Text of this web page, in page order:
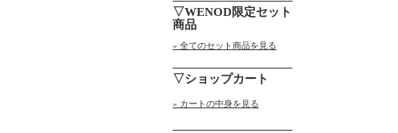
▽WENOD限定セット
商品
» 全てのセット商品を見る
▽ショップカート
» カートの中身を見る